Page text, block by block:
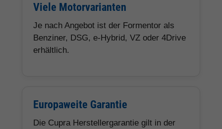
Viele Motorvarianten
Je nach Angebot ist der Formentor als
Benziner, DSG, e-Hybrid, VZ oder 4Drive
erhältlich.
Europaweite Garantie
Die Cupra Herstellergarantie gilt in der